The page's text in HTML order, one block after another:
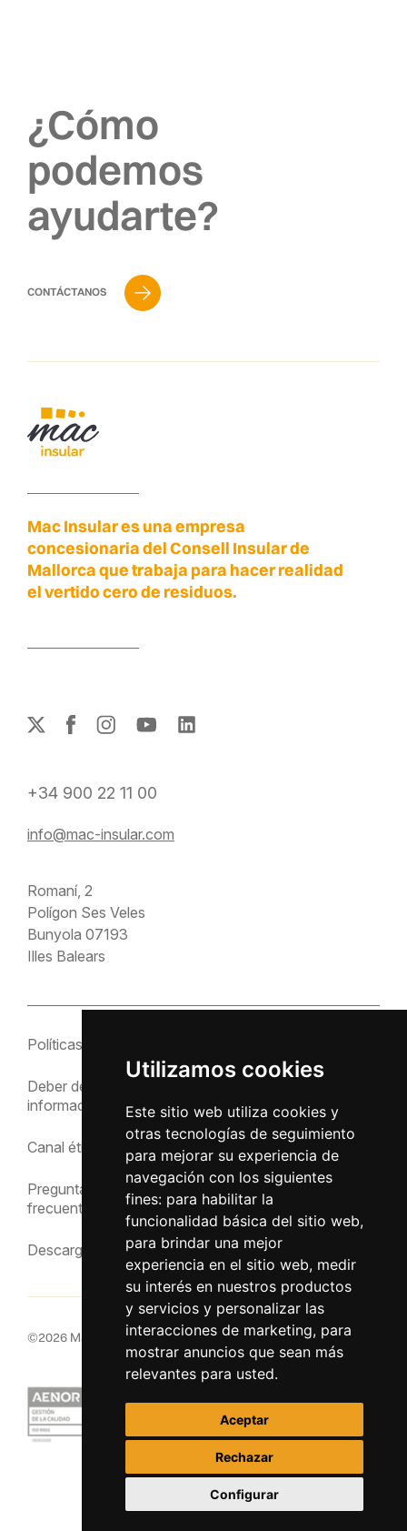
Utilizamos cookies
Este sitio web utiliza cookies y
otras tecnologías de seguimiento
para mejorar su experiencia de
navegación con los siguientes
fines: para habilitar la
funcionalidad básica del sitio web,
para brindar una mejor
experiencia en el sitio web, medir
su interés en nuestros productos
y servicios y personalizar las
interacciones de marketing, para
mostrar anuncios que sean más
relevantes para usted.
Aceptar
Rechazar
Configurar
¿Cómo
podemos
ayudarte?
CONTÁCTANOS
Mac Insular es una empresa
concesionaria del Consell Insular de
Mallorca que trabaja para hacer realidad
el vertido cero de residuos.
+34 900 22 11 00
info@mac-insular.com
Romaní, 2
Polígon Ses Veles
Bunyola 07193
Illes Balears
Políticas
Deber de
información
Canal ético
Preguntas
frecuentes
Descargas
Política de privacidad
Aviso Legal
©2026 MacInsular.Derechos reservados.